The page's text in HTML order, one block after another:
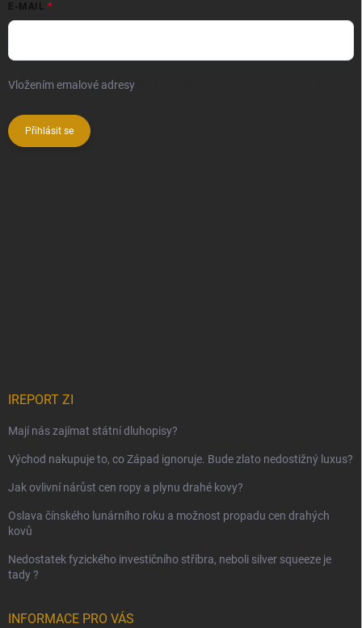
E-MAIL
Vložením emalové adresy
Přihlásit se
IREPORT ZI
Mají nás zajímat státní dluhopisy?
Východ nakupuje to, co Západ ignoruje. Bude zlato nedostižný luxus?
Jak ovlivní nárůst cen ropy a plynu drahé kovy?
Oslava čínského lunárního roku a možnost propadu cen drahých
kovů
Nedostatek fyzického investičního stříbra, neboli silver squeeze je
tady ?
INFORMACE PRO VÁS